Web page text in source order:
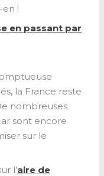
!
en passant par
la France reste
nombreuses
sont encore
sur le
l’aire de